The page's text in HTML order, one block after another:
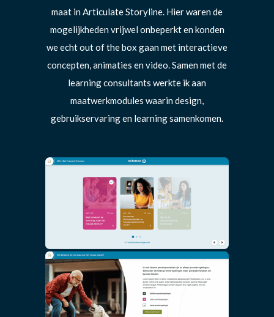
maat in Articulate Storyline. Hier waren de
mogelijkheden vrijwel onbeperkt en konden
we echt out of the box gaan met interactieve
concepten, animaties en video. Samen met de
learning consultants werkte ik aan
maatwerkmodules waarin design,
gebruikservaring en learning samenkomen.